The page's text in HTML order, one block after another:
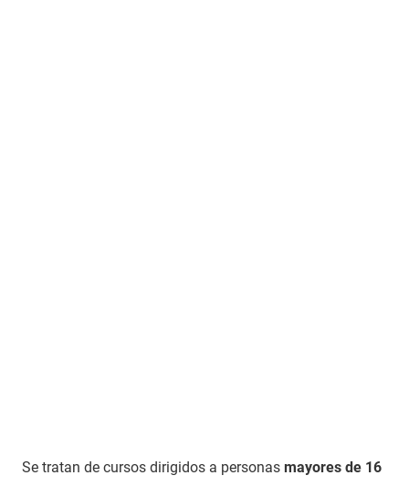
Se tratan de cursos dirigidos a personas mayores de 16